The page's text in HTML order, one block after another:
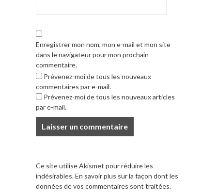
Enregistrer mon nom, mon e-mail et mon site
dans le navigateur pour mon prochain
commentaire.
Prévenez-moi de tous les nouveaux
commentaires par e-mail.
Prévenez-moi de tous les nouveaux articles
par e-mail.
Ce site utilise Akismet pour réduire les
indésirables.En savoir plus sur la façon dont les
données de vos commentaires sont traitées.